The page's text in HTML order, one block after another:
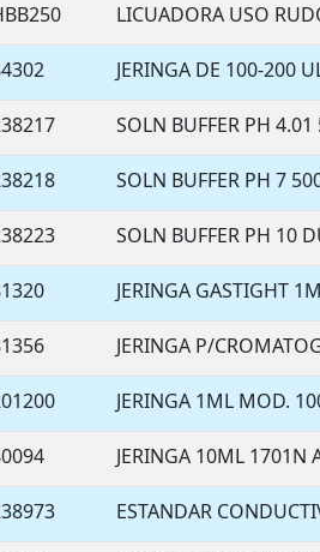
LICUADORA USO
JERINGA DE 100-200
SOLN BUFFER PH
SOLN BUFFER PH 7
SOLN BUFFER PH 10
JERINGA GASTIGHT
JERINGA P/
JERINGA 1ML MOD.
JERINGA 10ML 1701N
ESTANDAR